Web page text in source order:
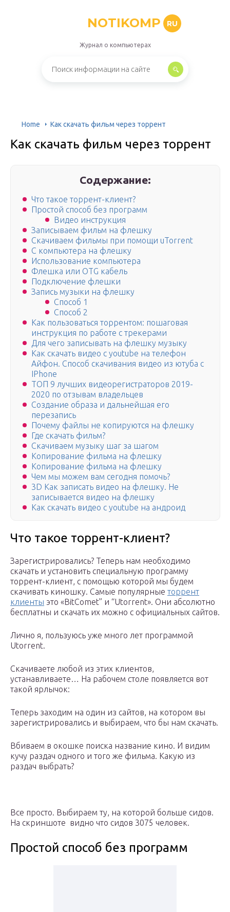
NOTIKOMP RU
Журнал о компьютерах
Home Как скачать фильм через торрент
Как скачать фильм через торрент
Содержание:
Что такое торрент-клиент?
Простой способ без программ
Видео инструкция
Записываем фильм на флешку
Скачиваем фильмы при помощи uTorrent
С компьютера на флешку
Использование компьютера
Флешка или OTG кабель
Подключение флешки
Запись музыки на флешку
Способ 1
Способ 2
Как пользоваться торрентом: пошаговая
инструкция по работе с трекерами
Для чего записывать на флешку музыку
Как скачать видео с youtube на телефон
Айфон. Способ скачивания видео из ютуба с
IPhone
ТОП 9 лучших видеорегистраторов 2019-
2020 по отзывам владельцев
Создание образа и дальнейшая его
перезапись
Почему файлы не копируются на флешку
Где скачать фильм?
Скачиваем музыку шаг за шагом
Копирование фильма на флешку
Копирование фильма на флешку
Чем мы можем вам сегодня помочь?
3D Как записать видео на флешку. Не
записывается видео на флешку
Как скачать видео с youtube на андроид
Что такое торрент-клиент?
Зарегистрировались? Теперь нам необходимо
скачать и установить специальную программу
торрент-клиент, с помощью которой мы будем
скачивать киношку. Самые популярные торрент
клиенты это «BitComet” и “Utorrent». Они абсолютно
бесплатны и скачать их можно с официальных сайтов.
Лично я, пользуюсь уже много лет программой
Utorrent.
Скачиваете любой из этих клиентов,
устанавливаете… На рабочем столе появляется вот
такой ярлычок:
Теперь заходим на один из сайтов, на котором вы
зарегистрировались и выбираем, что бы нам скачать.
Вбиваем в окошке поиска название кино. И видим
кучу раздач одного и того же фильма. Какую из
раздач выбрать?
Все просто. Выбираем ту, на которой больше сидов.
На скриншоте видно что сидов 3075 человек.
Простой способ без программ